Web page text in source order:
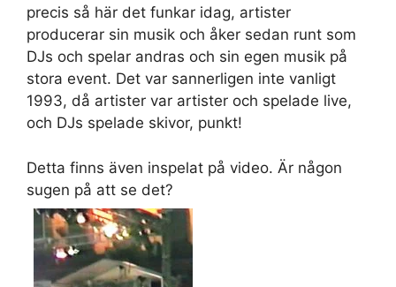
precis så här det funkar idag, artister
producerar sin musik och åker sedan runt som
DJs och spelar andras och sin egen musik på
stora event. Det var sannerligen inte vanligt
1993, då artister var artister och spelade live,
och DJs spelade skivor, punkt!
Detta finns även inspelat på video. Är någon
sugen på att se det?